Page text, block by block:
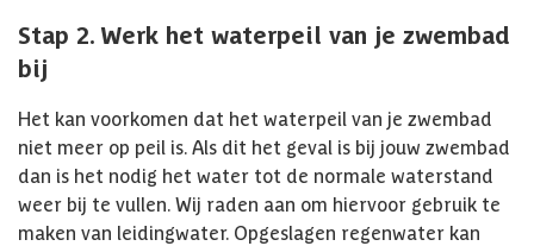
Stap 2. Werk het waterpeil van je zwembad
bij
Het kan voorkomen dat het waterpeil van je zwembad
niet meer op peil is. Als dit het geval is bij jouw zwembad
dan is het nodig het water tot de normale waterstand
weer bij te vullen. Wij raden aan om hiervoor gebruik te
maken van leidingwater. Opgeslagen regenwater kan